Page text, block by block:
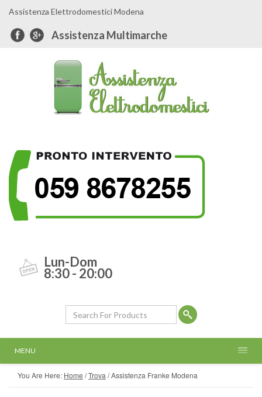
Assistenza Elettrodomestici Modena
Assistenza Multimarche
Lun-Dom
8:30 - 20:00
MENU
You Are Here: Home /Trova /Assistenza Franke Modena